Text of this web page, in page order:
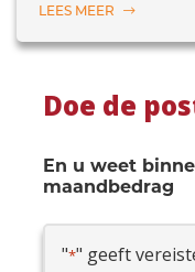
LEES MEER
Doe de
En u weet
maandbedrag
"*" geeft